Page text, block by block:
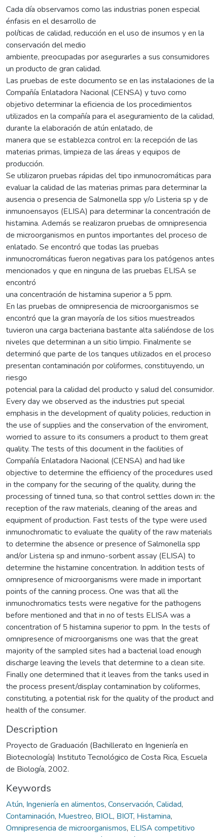
Cada día observamos como las industrias ponen especial
énfasis en el desarrollo de
políticas de calidad, reducción en el uso de insumos y en la
conservación del medio
ambiente, preocupadas por asegurarles a sus consumidores
un producto de gran calidad.
Las pruebas de este documento se en las instalaciones de la
Compañía Enlatadora Nacional (CENSA) y tuvo como
objetivo determinar la eficiencia de los procedimientos
utilizados en la compañía para el aseguramiento de la calidad,
durante la elaboración de atún enlatado, de
manera que se establezca control en: la recepción de las
materias primas, limpieza de las áreas y equipos de
producción.
Se utilizaron pruebas rápidas del tipo inmunocromáticas para
evaluar la calidad de las materias primas para determinar la
ausencia o presencia de Salmonella spp y/o Listeria sp y de
inmunoensayos (ELISA) para determinar la concentración de
histamina. Además se realizaron pruebas de omnipresencia
de microorganismos en puntos importantes del proceso de
enlatado. Se encontró que todas las pruebas
inmunocromáticas fueron negativas para los patógenos antes
mencionados y que en ninguna de las pruebas ELISA se
encontró
una concentración de histamina superior a 5 ppm.
En las pruebas de omnipresencia de microorganismos se
encontró que la gran mayoría de los sitios muestreados
tuvieron una carga bacteriana bastante alta saliéndose de los
niveles que determinan a un sitio limpio. Finalmente se
determinó que parte de los tanques utilizados en el proceso
presentan contaminación por coliformes, constituyendo, un
riesgo
potencial para la calidad del producto y salud del consumidor.
Every day we observed as the industries put special
emphasis in the development of quality policies, reduction in
the use of supplies and the conservation of the enviroment,
worried to assure to its consumers a product to them great
quality. The tests of this document in the facilities of
Compañía Enlatadora Nacional (CENSA) and had like
objective to determine the efficiency of the procedures used
in the company for the securing of the quality, during the
processing of tinned tuna, so that control settles down in: the
reception of the raw materials, cleaning of the areas and
equipment of production. Fast tests of the type were used
inmunochromatic to evaluate the quality of the raw materials
to determine the absence or presence of Salmonella spp
and/or Listeria sp and inmuno-sorbent assay (ELISA) to
determine the histamine concentration. In addition tests of
omnipresence of microorganisms were made in important
points of the canning process. One was that all the
inmunochromatics tests were negative for the pathogens
before mentioned and that in no of tests ELISA was a
concentration of 5 histamina superior to ppm. In the tests of
omnipresence of microorganisms one was that the great
majority of the sampled sites had a bacterial load enough
discharge leaving the levels that determine to a clean site.
Finally one determined that it leaves from the tanks used in
the process present/display contamination by coliformes,
constituting, a potential risk for the quality of the product and
health of the consumer.
Description
Proyecto de Graduación (Bachillerato en Ingeniería en
Biotecnología) Instituto Tecnológico de Costa Rica, Escuela
de Biología, 2002.
Keywords
Atún, Ingeniería en alimentos, Conservación, Calidad,
Contaminación, Muestreo, BIOL, BIOT, Histamina,
Omnipresencia de microorganismos, ELISA competitivo